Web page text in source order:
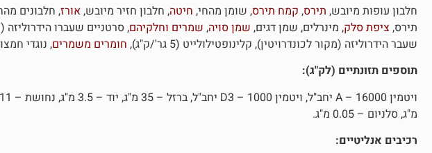
חלבון עופות מיובש, תירס, קמח תירס, שומן מהחי, חיטה, חלבון חזיר מיובש,אורז, חלבונים
תירס, ציפת סלק, מינרלים, שמן דגים, שמן סויה, שמרים וחלקיהם, סרטניים שעברו הידרוליזה
שעבר הידרוליזה (מקור לכונדרויטין), קלינופטילולייט (5 גר'/ק"ג),
חומרים משמרים, נוגדי
תוספים תזונתיים (לק"ג):
מ"ג, סלניום – 0.05 מ"ג.
רכיבים אנליטיים: